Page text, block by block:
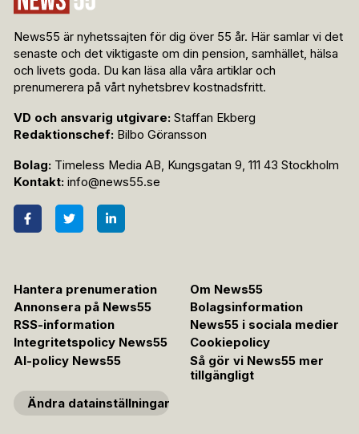
News55 är nyhetssajten för dig över 55 år. Här samlar vi det
senaste och det viktigaste om din pension, samhället, hälsa
och livets goda. Du kan läsa alla våra artiklar och
prenumerera på vårt nyhetsbrev kostnadsfritt.
VD och ansvarig utgivare: Staffan Ekberg
Redaktionschef: Bilbo Göransson
Bolag: Timeless Media AB, Kungsgatan 9, 111 43 Stockholm
Kontakt: info@news55.se
Hantera prenumeration
Om News55
Annonsera på News55
Bolagsinformation
RSS-information
News55 i sociala medier
Integritetspolicy News55
Cookiepolicy
AI-policy News55
Så gör vi News55 mer
tillgängligt
Ändra datainställningar